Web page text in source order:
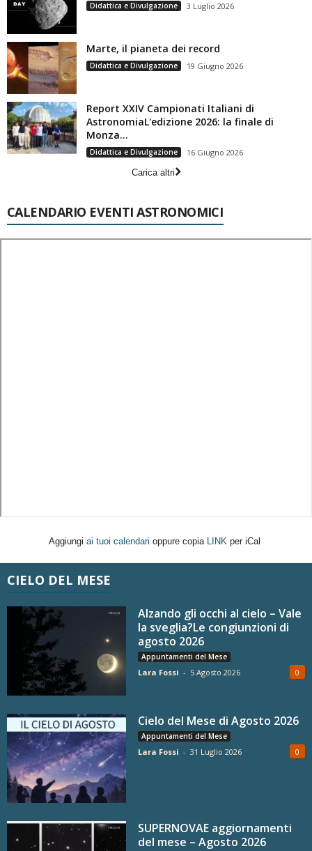
Didattica e Divulgazione 3 Luglio 2026
Marte, il pianeta dei record
Didattica e Divulgazione 19 Giugno 2026
Report XXIV Campionati Italiani di
AstronomiaL'edizione 2026: la finale di
Monza...
Didattica e Divulgazione
16 Giugno 2026
Carica altri
CALENDARIO EVENTI ASTRONOMICI
Aggiungi ai tuoi calendari oppure copia LINK per iCal
CIELO DEL MESE
Alzando gli occhi al cielo – Vale
la sveglia?Le congiunzioni di
agosto 2026
Appuntamenti del Mese
Lara Fossi - 5 Agosto 2026 0
Cielo del Mese di Agosto 2026
Appuntamenti del Mese
Lara Fossi - 31 Luglio 2026 0
SUPERNOVAE aggiornamenti
del mese – Agosto 2026